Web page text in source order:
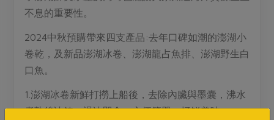
不息的重要性。
2024中秋預購帶來四支產品:去年口碑如潮的澎湖小
卷乾，及新品澎湖冰卷、澎湖龍占魚排、澎湖野生白
口魚。
1.澎湖冰卷新鮮打撈上船後，去除內臟與墨囊，沸水
煮熟後冰鎮。退冰即食，方便簡單，極鮮美味。